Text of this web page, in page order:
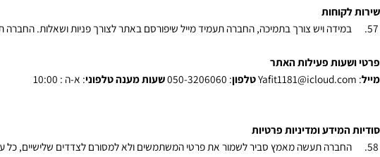
שבעל האתר ייבצע את השילוח על ידי צדדים שלישים מטעמו, לפנים משורת הדין יטפל בפניות
אופן בעל האתר לא יישא באף אחריות מאף סוג ישירה ו/או עקיפה בנזק ישיר ו/או עקיף ו/או
פעילות האתר
טלפון:
050-3206060שעות מענה טלפוני: א-ה : 10:00